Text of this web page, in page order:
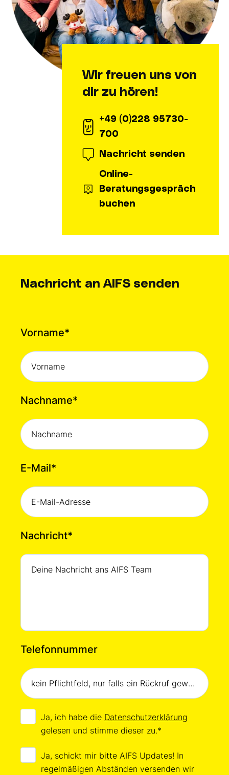
Wir freuen uns von
dir zu hören!
+49 (0)228 95730-
700
Nachricht senden
Online-
Beratungsgespräch
buchen
Nachricht an AIFS senden
Vorname*
Nachname*
E-Mail*
Nachricht*
Telefonnummer
Ja, ich habe die Datenschutzerklärung
gelesen und stimme dieser zu.*
Ja, schickt mir bitte AIFS Updates! In
regelmäßigen Abständen versenden wir